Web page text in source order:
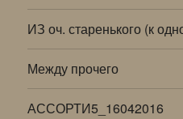
ИЗ оч. старенького (к
Между прочего
АССОРТИ5_16042016